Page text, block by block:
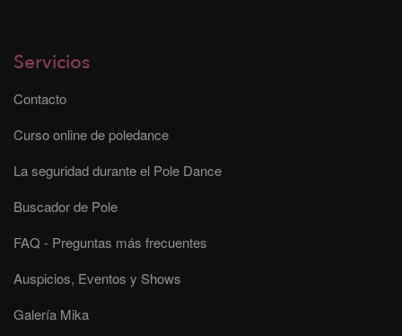
Servicios
Contacto
Curso online de poledance
La seguridad durante el Pole Dance
Buscador de Pole
FAQ - Preguntas más frecuentes
Auspicios, Eventos y Shows
Galería Mika